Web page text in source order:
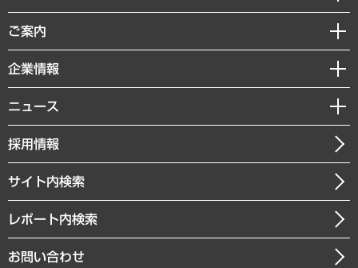
組織・人事戦略
デジタルイノベーション
共生・ダイバーシティ
GRC（ガバナンス・リスク・コンプライアンス）・防災（政策）
経済・産業・雇用・労働
まちづくり・観光・交通・スポーツ・スマートシティ
自然資源・農林水産業・食料システム
経済調査
レポート
コラム
経営用語集
受託・受注実績（官公庁関連）
メディア掲載・出演
ご案内
セミナー・イベント情報
MUFGビジネスセミナー
受託案件情報
企業情報
私たちの想い
社長メッセージ
会社概要
沿革
組織図・本部部室紹介
インドネシア現地法人
ニュース
ニュースリリース
お知らせ
採用情報
サイト内検索
レポート内検索
お問い合わせ